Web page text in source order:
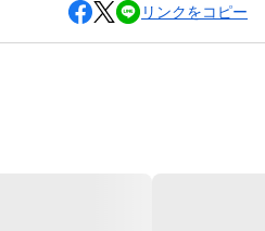
リンクをコピー